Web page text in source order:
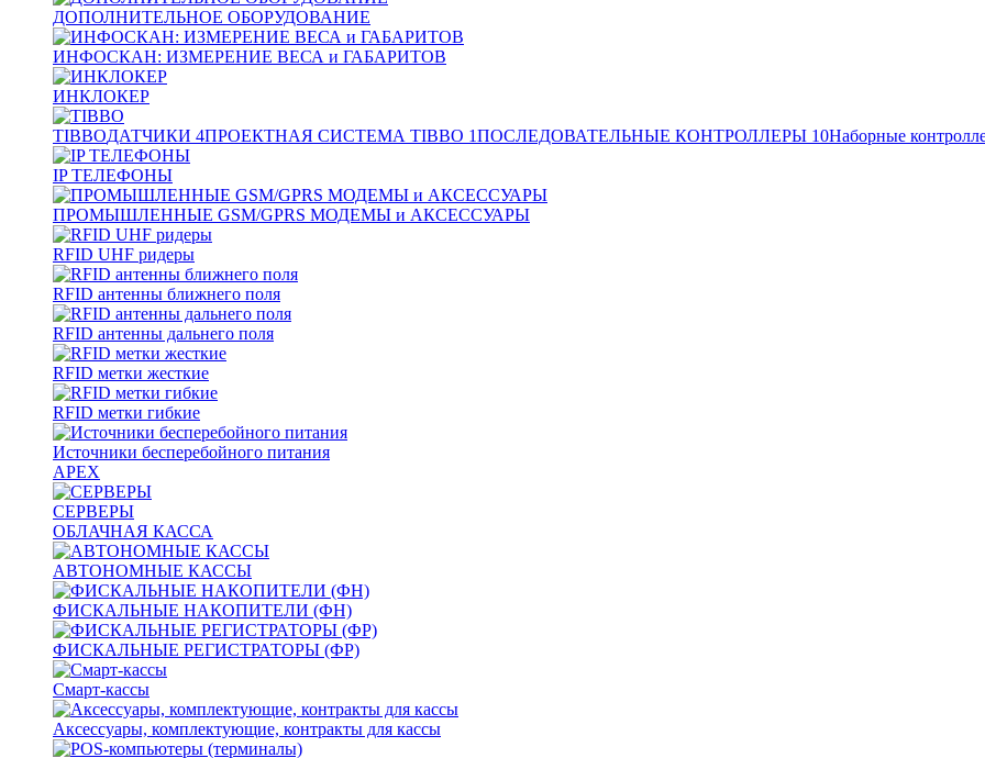
ДОПОЛНИТЕЛЬНОЕ ОБОРУДОВАНИЕ
ИНФОСКАН: ИЗМЕРЕНИЕ ВЕСА и ГАБАРИТОВ
ИНКЛОКЕР
TIBBOДАТЧИКИ 4ПРОЕКТНАЯ СИСТЕМА TIBBO 1ПОСЛЕДОВАТЕЛЬНЫЕ КОНТРОЛЛЕРЫ 10Наборные
IP ТЕЛЕФОНЫ
ПРОМЫШЛЕННЫЕ GSM/GPRS МОДЕМЫ и АКСЕССУАРЫ
RFID UHF ридеры
RFID антенны ближнего поля
RFID антенны дальнего поля
RFID метки жесткие
RFID метки гибкие
Источники бесперебойного питания
APEX
СЕРВЕРЫ
ОБЛАЧНАЯ КАССА
АВТОНОМНЫЕ КАССЫ
ФИСКАЛЬНЫЕ НАКОПИТЕЛИ (ФН)
ФИСКАЛЬНЫЕ РЕГИСТРАТОРЫ (ФР)
Смарт-кассы
Аксессуары, комплектующие, контракты для кассы